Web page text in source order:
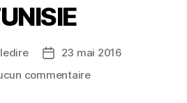
Date23 mai 2016
commentairesur